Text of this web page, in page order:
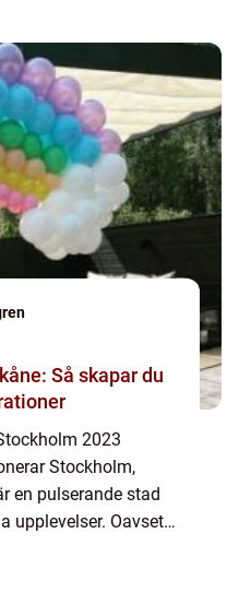
Så skapar du
2023
Stockholm,
en pulserande stad
upplevelser. Oavsett